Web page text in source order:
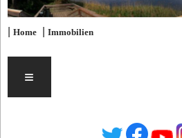
|Home |Immobilien
≡